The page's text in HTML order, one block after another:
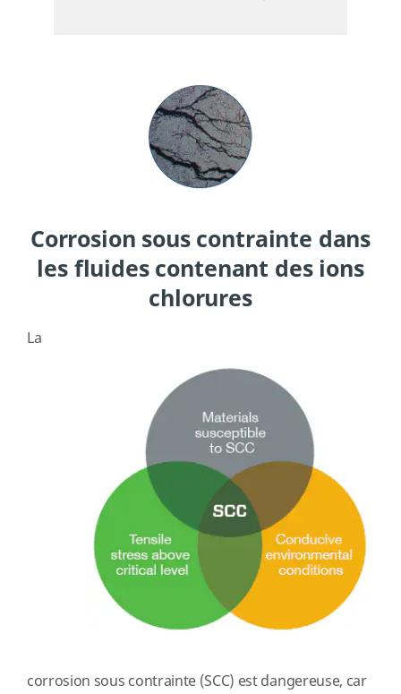
Corrosion sous contrainte dans
les fluides contenant des ions
chlorures
La
corrosion sous contrainte (SCC) est dangereuse, car